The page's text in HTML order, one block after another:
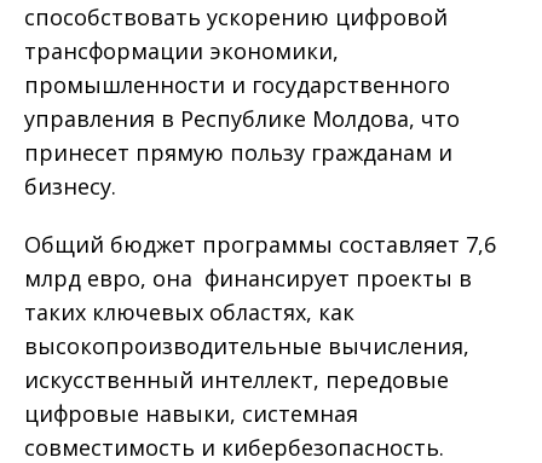
способствовать ускорению цифровой
трансформации экономики,
промышленности и государственного
управления в Республике Молдова, что
принесет прямую пользу гражданам и
бизнесу.
Общий бюджет программы составляет 7,6
млрд евро, она финансирует проекты в
таких ключевых областях, как
высокопроизводительные вычисления,
искусственный интеллект, передовые
цифровые навыки, системная
совместимость и кибербезопасность.